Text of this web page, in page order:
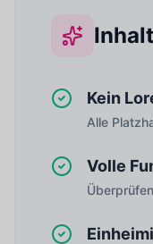
Kein
Alle
Volle